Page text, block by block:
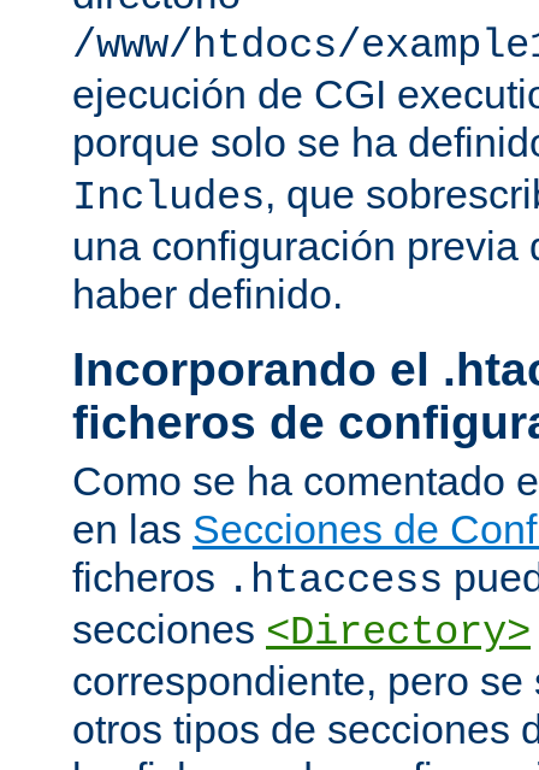
/www/htdocs/
ejecución de CGI
porque solo se ha
Includes, que
una configuración previa
haber definido.
Incorporando el
ficheros de
Como se ha comentado
en las Secciones de
ficheros .htaccess
secciones <Directory>
correspondiente, pero
otros tipos de secciones